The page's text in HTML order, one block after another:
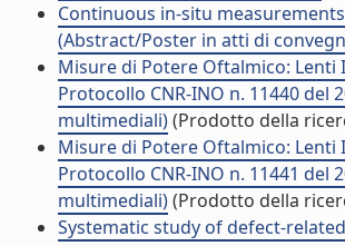
Continuous in-situ
(Abstract/Poster in atti di
Misure di Potere Oftalmico: Lenti
Protocollo CNR-INO n. 11440
multimediali)(Prodotto della
Misure di Potere Oftalmico: Lenti
Protocollo CNR-INO n. 11441
multimediali)(Prodotto della
Systematic study of defect-